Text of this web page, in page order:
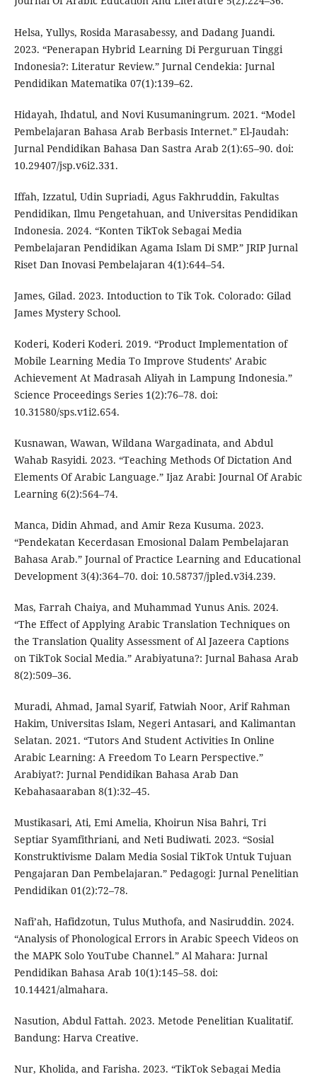
Helsa, Yullys, Rosida Marasabessy, and Dadang Juandi.
2023. “Penerapan Hybrid Learning Di Perguruan Tinggi
Indonesia?: Literatur Review.” Jurnal Cendekia: Jurnal
Pendidikan Matematika 07(1):139–62.
Hidayah, Ihdatul, and Novi Kusumaningrum. 2021. “Model
Pembelajaran Bahasa Arab Berbasis Internet.” El-Jaudah:
Jurnal Pendidikan Bahasa Dan Sastra Arab 2(1):65–90. doi:
10.29407/jsp.v6i2.331.
Iffah, Izzatul, Udin Supriadi, Agus Fakhruddin, Fakultas
Pendidikan, Ilmu Pengetahuan, and Universitas Pendidikan
Indonesia. 2024. “Konten TikTok Sebagai Media
Pembelajaran Pendidikan Agama Islam Di SMP.” JRIP Jurnal
Riset Dan Inovasi Pembelajaran 4(1):644–54.
James, Gilad. 2023. Intoduction to Tik Tok. Colorado: Gilad
James Mystery School.
Koderi, Koderi Koderi. 2019. “Product Implementation of
Mobile Learning Media To Improve Students’ Arabic
Achievement At Madrasah Aliyah in Lampung Indonesia.”
Science Proceedings Series 1(2):76–78. doi:
10.31580/sps.v1i2.654.
Kusnawan, Wawan, Wildana Wargadinata, and Abdul
Wahab Rasyidi. 2023. “Teaching Methods Of Dictation And
Elements Of Arabic Language.” Ijaz Arabi: Journal Of Arabic
Learning 6(2):564–74.
Manca, Didin Ahmad, and Amir Reza Kusuma. 2023.
“Pendekatan Kecerdasan Emosional Dalam Pembelajaran
Bahasa Arab.” Journal of Practice Learning and Educational
Development 3(4):364–70. doi: 10.58737/jpled.v3i4.239.
Mas, Farrah Chaiya, and Muhammad Yunus Anis. 2024.
“The Effect of Applying Arabic Translation Techniques on
the Translation Quality Assessment of Al Jazeera Captions
on TikTok Social Media.” Arabiyatuna?: Jurnal Bahasa Arab
8(2):509–36.
Muradi, Ahmad, Jamal Syarif, Fatwiah Noor, Arif Rahman
Hakim, Universitas Islam, Negeri Antasari, and Kalimantan
Selatan. 2021. “Tutors And Student Activities In Online
Arabic Learning: A Freedom To Learn Perspective.”
Arabiyat?: Jurnal Pendidikan Bahasa Arab Dan
Kebahasaaraban 8(1):32–45.
Mustikasari, Ati, Emi Amelia, Khoirun Nisa Bahri, Tri
Septiar Syamfithriani, and Neti Budiwati. 2023. “Sosial
Konstruktivisme Dalam Media Sosial TikTok Untuk Tujuan
Pengajaran Dan Pembelajaran.” Pedagogi: Jurnal Penelitian
Pendidikan 01(2):72–78.
Nafi’ah, Hafidzotun, Tulus Muthofa, and Nasiruddin. 2024.
“Analysis of Phonological Errors in Arabic Speech Videos on
the MAPK Solo YouTube Channel.” Al Mahara: Jurnal
Pendidikan Bahasa Arab 10(1):145–58. doi:
10.14421/almahara.
Nasution, Abdul Fattah. 2023. Metode Penelitian Kualitatif.
Bandung: Harva Creative.
Nur, Kholida, and Farisha. 2023. “TikTok Sebagai Media